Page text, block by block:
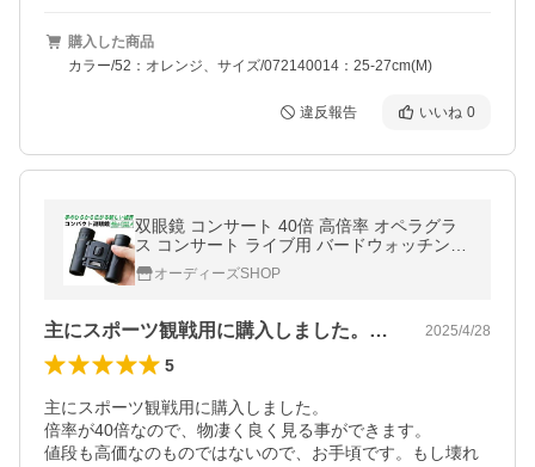
購入した商品
カラー/52：オレンジ、サイズ/072140014：25-27cm(M)
違反報告 いいね 0
双眼鏡 コンサート 40倍 高倍率 オペラグラ
ス コンサート ライブ用 バードウォッチング
見やすい コンパクト
オーディーズSHOP
主にスポーツ観戦用に購入しました。倍率… 2025/4/28
5
主にスポーツ観戦用に購入しました。
倍率が40倍なので、物凄く良く見る事ができます。
値段も高価なのものではないので、お手頃です。もし壊れ